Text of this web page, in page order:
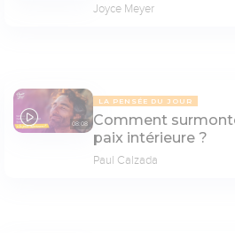
Joyce Meyer
08:08
LA PENSÉE DU JOUR
Comment
paix intérieure ?
Paul Calzada